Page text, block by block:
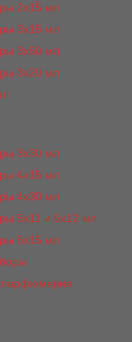
2x15 мл
3х15 мл
3x50 мл
3x20 мл
3х30 мл
4x15 мл
4x30 мл
5x11 и 5х12 мл
5x15 мл
парфюмерия